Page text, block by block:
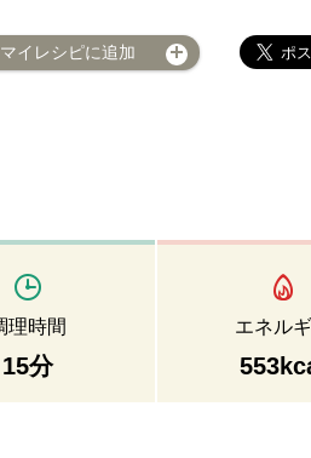
マイレシピに追加
理時間
15分
エネル